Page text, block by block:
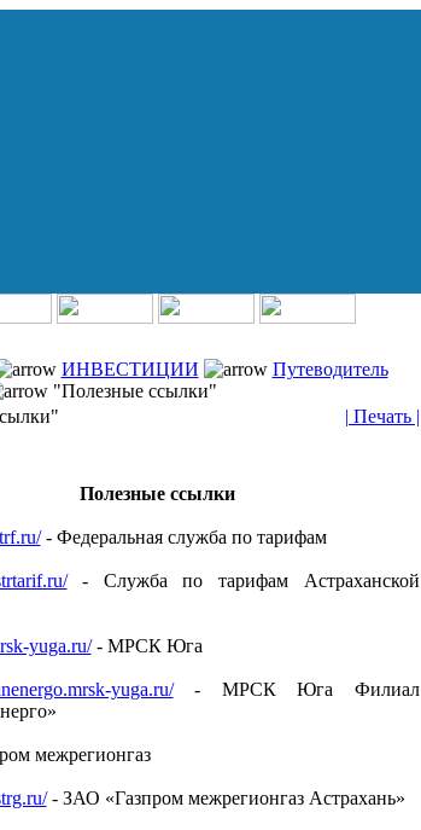
ИНВЕСТИЦИИ
Путеводитель
"Полезные ссылки"
| Печать |
Полезные ссылки
- Федеральная служба по тарифам
- Служба по тарифам Астраханской
yuga.ru/- МРСК Юга
yuga.ru/- МРСК Юга Филиал
межрегионгаз
- ЗАО «Газпром межрегионгаз Астрахань»